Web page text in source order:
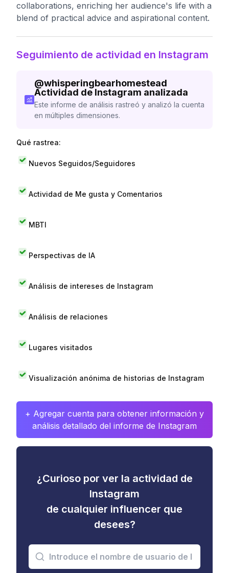
collaborations, enriching her audience's life with a
blend of practical advice and aspirational content.
Seguimiento de actividad en Instagram
@whisperingbearhomestead
Actividad de Instagram analizada
Este informe de análisis rastreó y analizó la cuenta
en múltiples dimensiones.
Qué rastrea:
Nuevos Seguidos/Seguidores
Actividad de Me gusta y Comentarios
MBTI
Perspectivas de IA
Análisis de intereses de Instagram
Análisis de relaciones
Lugares visitados
Visualización anónima de historias de Instagram
+ Agregar cuenta para obtener información y
análisis detallado del informe de Instagram
¿Curioso por ver la actividad de
Instagram
de cualquier influencer que
desees?